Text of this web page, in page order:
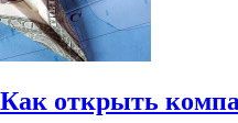
Как открыть